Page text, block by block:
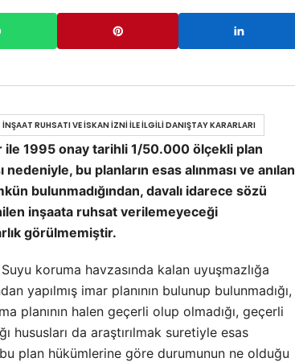
1995 onay tarihli 1/50.000 ölçekli plan
bu planların esas alınması ve anılan
bulunmadığından, davalı idarece sözü
inşaata ruhsat verilemeyeceği
görülmemiştir.
koruma havzasında kalan uyuşmazlığa
yapılmış imar planının bulunup bulunmadığı,
planının halen geçerli olup olmadığı, geçerli
hususları da araştırılmak suretiyle esas
plan hükümlerine göre durumunun ne olduğu
İNŞAAT RUHSATI VE İSKAN İZNI ILE İLGILI DANIŞTAY KARARLARI